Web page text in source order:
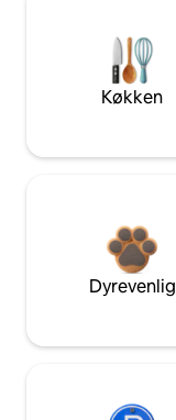
Køkken
Dyrevenlig